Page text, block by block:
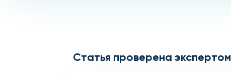
Статья проверена экспертом